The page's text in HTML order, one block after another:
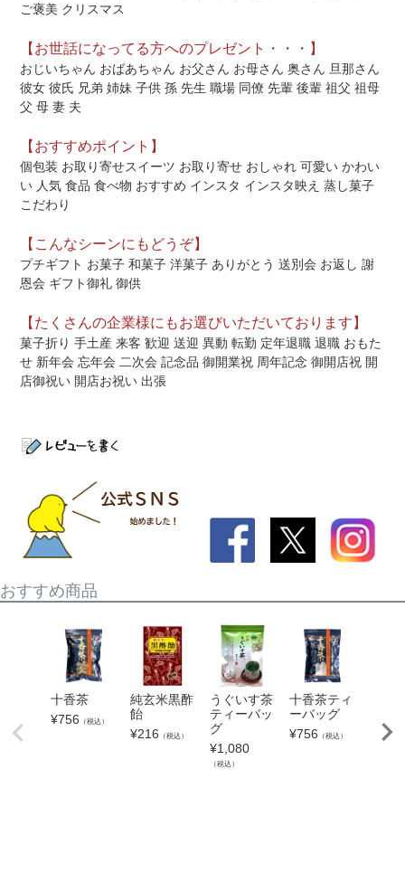
ご褒美 クリスマス
【お世話になってる方へのプレゼント・・・】
おじいちゃん おばあちゃん お父さん お母さん 奥さん 旦那さん
彼女 彼氏 兄弟 姉妹 子供 孫 先生 職場 同僚 先輩 後輩 祖父 祖母
父 母 妻 夫
【おすすめポイント】
個包装 お取り寄せスイーツ お取り寄せ おしゃれ 可愛い かわい
い 人気 食品 食べ物 おすすめ インスタ インスタ映え 蒸し菓子
こだわり
【こんなシーンにもどうぞ】
プチギフト お菓子 和菓子 洋菓子 ありがとう 送別会 お返し 謝
恩会 ギフト御礼 御供
【たくさんの企業様にもお選びいただいております】
菓子折り 手土産 来客 歓迎 送迎 異動 転勤 定年退職 退職 おもた
せ 新年会 忘年会 二次会 記念品 御開業祝 周年記念 御開店祝 開
店御祝い 開店お祝い 出張
おすすめ商品
十香茶
¥756 （税込）
純玄米黒酢
飴
¥216 （税込）
うぐいす茶
ティーバッ
グ
¥1,080
（税込）
十香茶ティ
ーバッグ
¥756 （税込）